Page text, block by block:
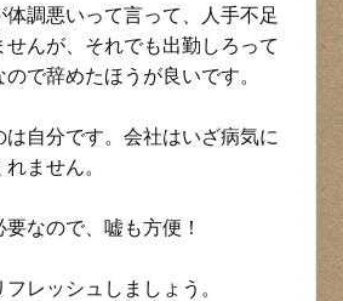
体調悪いって言って、人手不足
せんが、それでも出勤しろって
で辞めたほうが良いです。
は自分です。会社はいざ病気に
ません。
なので、嘘も方便！
レッシュしましょう。